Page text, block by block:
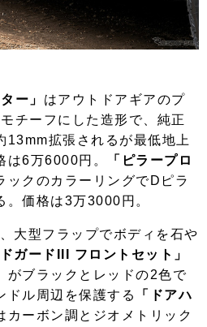
ー」 はアウトドアギアのプ
チーフにした造形で、純正
13mm拡張されるが最低地上
は6万6000円。
「ピラープロ
ックのカラーリングでDピラ
。価格は3万3000円。
大型フラップでボディを石や
ドガードIII フロントセット」
がブラックとレッドの2色で
ル周辺を保護する
「ドアハ
カーボン調とジオメトリック